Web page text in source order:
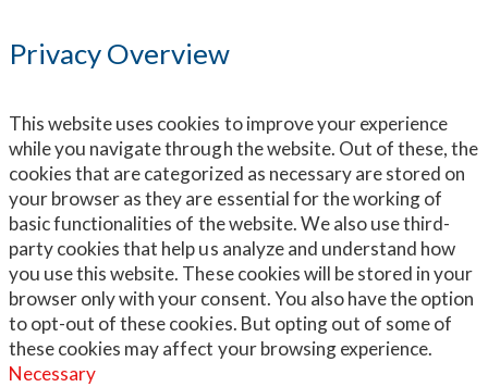
Privacy Overview
This website uses cookies to improve your experience
while you navigate through the website. Out of these, the
cookies that are categorized as necessary are stored on
your browser as they are essential for the working of
basic functionalities of the website. We also use third-
party cookies that help us analyze and understand how
you use this website. These cookies will be stored in your
browser only with your consent. You also have the option
to opt-out of these cookies. But opting out of some of
these cookies may affect your browsing experience.
Necessary